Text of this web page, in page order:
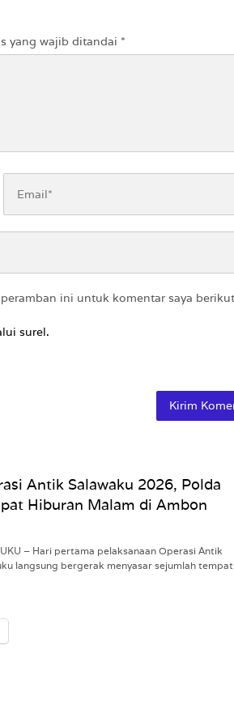
yang wajib ditandai *
ini untuk komentar saya
surel.
Antik Salawaku 2026, Polda
Hiburan Malam di Ambon
– Hari pertama pelaksanaan Operasi Antik
langsung bergerak menyasar sejumlah tempat